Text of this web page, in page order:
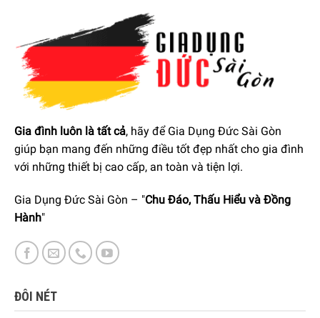
Chức năng đèn ban đêm tiện lợi
Bên cạnh màu xanh dịu từ bình chứa nước, đèn LED của
núm điều chỉnh sẽ được bật dễ dàng bằng nút bấm, tạo
hiệu ứng ánh sáng màu xanh đẹp mắt, thuận tiện cho việc
Gia đình luôn là tất cả, hãy để Gia Dụng Đức Sài Gòn
giúp bạn mang đến những điều tốt đẹp nhất cho gia đình
với những thiết bị cao cấp, an toàn và tiện lợi.
Gia Dụng Đức Sài Gòn – "Chu Đáo, Thấu Hiểu và Đồng
Hành"
ĐÔI NÉT